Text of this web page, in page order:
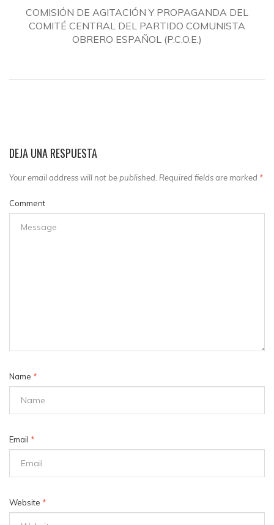
COMISIÓN DE AGITACIÓN Y PROPAGANDA DEL
COMITÉ CENTRAL DEL PARTIDO COMUNISTA
OBRERO ESPAÑOL (P.C.O.E.)
DEJA UNA RESPUESTA
Your email address will not be published. Required fields are marked *
Comment
Name *
Email *
Website *